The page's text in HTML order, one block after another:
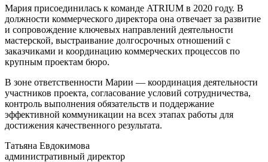
Мария присоединилась к команде ATRIUM в 2020 году. В
должности коммерческого директора она отвечает за развитие
и сопровождение ключевых направлений деятельности
мастерской, выстраивание долгосрочных отношений с
заказчиками и координацию коммерческих процессов по
крупным проектам бюро.
В зоне ответственности Марии — координация деятельности
участников проекта, согласование условий сотрудничества,
контроль выполнения обязательств и поддержание
эффективной коммуникации на всех этапах работы для
достижения качественного результата.
Татьяна Евдокимова
административный директор